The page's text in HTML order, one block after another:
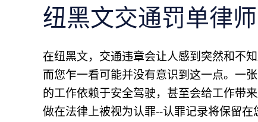
纽黑文交通罚单律
在纽黑文，交通违章会让人感到突然和不
而您乍一看可能并没有意识到这一点。一
的工作依赖于安全驾驶，甚至会给工作带
做在法律上被视为认罪--认罪记录将保留在